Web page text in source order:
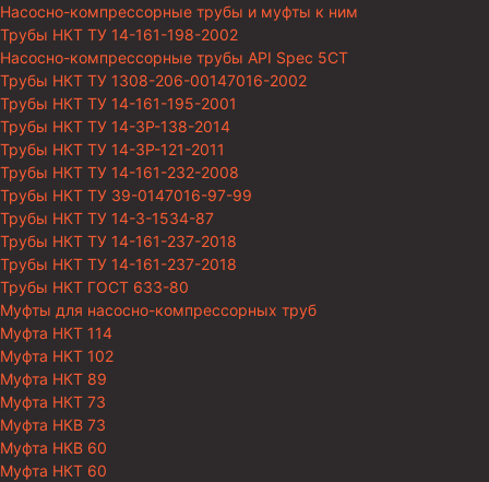
Насосно-компрессорные трубы и муфты к ним
Трубы НКТ ТУ 14-161-198-2002
Насосно-компрессорные трубы API Spec 5CT
Трубы НКТ ТУ 1308-206-00147016-2002
Трубы НКТ ТУ 14-161-195-2001
Трубы НКТ ТУ 14-3Р-138-2014
Трубы НКТ ТУ 14-3Р-121-2011
Трубы НКТ ТУ 14-161-232-2008
Трубы НКТ ТУ 39-0147016-97-99
Трубы НКТ ТУ 14-3-1534-87
Трубы НКТ ТУ 14-161-237-2018
Трубы НКТ ТУ 14-161-237-2018
Трубы НКТ ГОСТ 633-80
Муфты для насосно-компрессорных труб
Муфта НКТ 114
Муфта НКТ 102
Муфта НКТ 89
Муфта НКТ 73
Муфта НКВ 73
Муфта НКВ 60
Муфта НКТ 60